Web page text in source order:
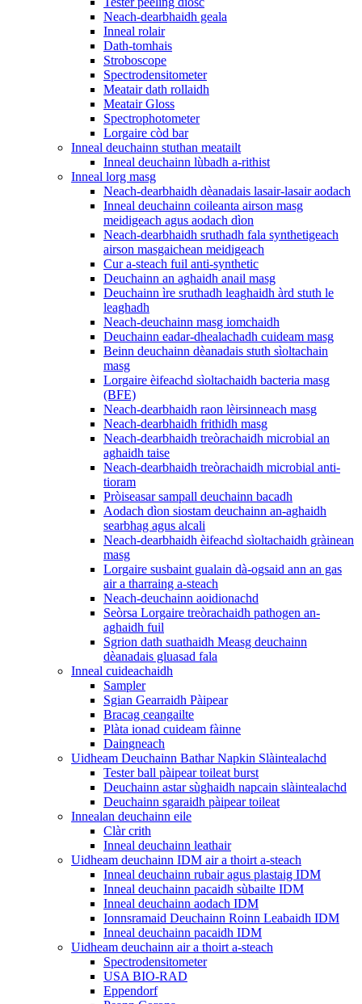
Neach-dearbhaidh geala
Inneal rolair
Dath-tomhais
Stroboscope
Spectrodensitometer
Meatair dath rollaidh
Meatair Gloss
Spectrophotometer
Lorgaire còd bar
Inneal deuchainn stuthan meatailt
Inneal deuchainn lùbadh a-rithist
Inneal lorg masg
Neach-dearbhaidh dèanadais lasair-lasair aodach
Inneal deuchainn coileanta airson masg
meidigeach agus aodach dìon
Neach-dearbhaidh sruthadh fala synthetigeach
airson masgaichean meidigeach
Cur a-steach fuil anti-synthetic
Deuchainn an aghaidh anail masg
Deuchainn ìre sruthadh leaghaidh àrd stuth le
leaghadh
Neach-deuchainn masg iomchaidh
Deuchainn eadar-dhealachadh cuideam masg
Beinn deuchainn dèanadais stuth sìoltachain
masg
Lorgaire èifeachd sìoltachaidh bacteria masg
(BFE)
Neach-dearbhaidh raon lèirsinneach masg
Neach-dearbhaidh frithidh masg
Neach-dearbhaidh treòrachaidh microbial an
aghaidh taise
Neach-dearbhaidh treòrachaidh microbial anti-
tioram
Pròiseasar sampall deuchainn bacadh
Aodach dìon siostam deuchainn an-aghaidh
searbhag agus alcali
Neach-dearbhaidh èifeachd sìoltachaidh gràinean
masg
Lorgaire susbaint gualain dà-ogsaid ann an gas
air a tharraing a-steach
Neach-deuchainn aoidionachd
Seòrsa Lorgaire treòrachaidh pathogen an-
aghaidh fuil
Sgrion dath suathaidh Measg deuchainn
dèanadais gluasad fala
Inneal cuideachaidh
Sampler
Sgian Gearraidh Pàipear
Bracag ceangailte
Plàta ionad cuideam fàinne
Daingneach
Uidheam Deuchainn Bathar Napkin Slàintealachd
Tester ball pàipear toileat burst
Deuchainn astar sùghaidh napcain slàintealachd
Deuchainn sgaraidh pàipear toileat
Innealan deuchainn eile
Clàr crith
Inneal deuchainn leathair
Uidheam deuchainn IDM air a thoirt a-steach
Inneal deuchainn rubair agus plastaig IDM
Inneal deuchainn pacaidh sùbailte IDM
Inneal deuchainn aodach IDM
Ionnsramaid Deuchainn Roinn Leabaidh IDM
Inneal deuchainn pacaidh IDM
Uidheam deuchainn air a thoirt a-steach
Spectrodensitometer
USA BIO-RAD
Eppendorf